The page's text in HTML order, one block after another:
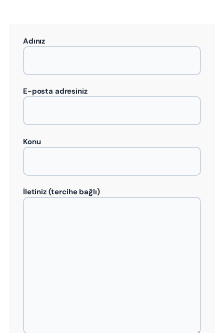
Adınız
E-posta adresiniz
Konu
İletiniz (tercihe bağlı)